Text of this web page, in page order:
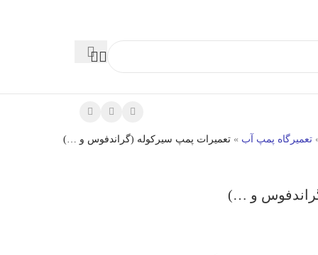
تعمیرگاه پمپ آب » تعمیرات پمپ سیرکوله (گراندفوس و …)
و …)